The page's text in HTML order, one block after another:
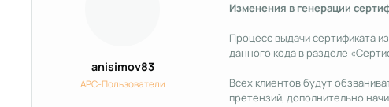
anisimov83
APC-Пользователи
Изменения в генерации
Процесс выдачи сертификата
данного кода в разделе
Всех клиентов будут
претензий, дополнительно